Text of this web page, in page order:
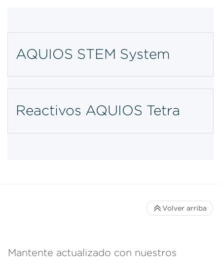
AQUIOS STEM System
Reactivos AQUIOS Tetra
Mantente actualizado con nuestros
Volver arriba